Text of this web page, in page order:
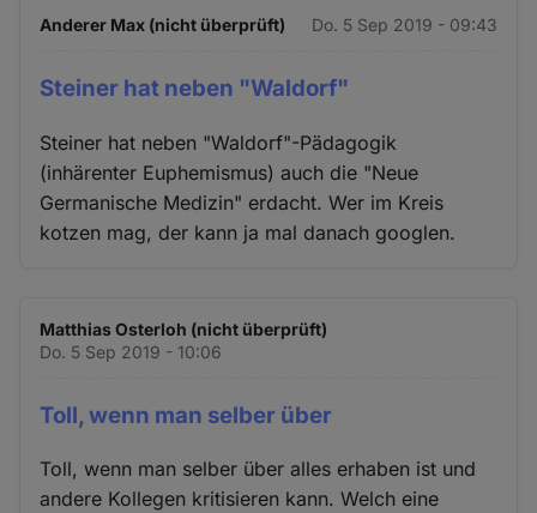
Anderer Max (nicht überprüft) Do. 5 Sep 2019 - 09:43
Steiner hat neben "Waldorf"
Steiner hat neben "Waldorf"-Pädagogik
(inhärenter Euphemismus) auch die "Neue
Germanische Medizin" erdacht. Wer im Kreis
kotzen mag, der kann ja mal danach googlen.
Matthias Osterloh (nicht überprüft)
Do. 5 Sep 2019 - 10:06
Toll, wenn man selber über
Toll, wenn man selber über alles erhaben ist und
andere Kollegen kritisieren kann. Welch eine